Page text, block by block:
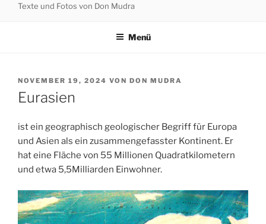
Texte und Fotos von Don Mudra
Menü
VERÖFFENTLICHT
AM
NOVEMBER 19, 2024 VON DON MUDRA
Eurasien
ist ein geographisch geologischer Begriff für Europa
und Asien als ein zusammengefasster Kontinent. Er
hat eine Fläche von 55 Millionen Quadratkilometern
und etwa 5,5Milliarden Einwohner.